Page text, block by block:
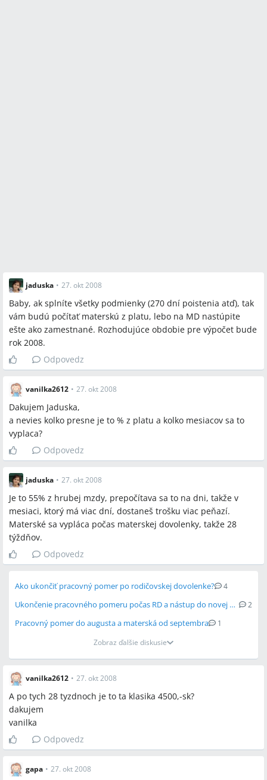
jaduska • 27. okt 2008
Baby, ak splníte všetky podmienky (270 dní poistenia atď), tak
vám budú počítať materskú z platu, lebo na MD nastúpite
ešte ako zamestnané. Rozhodujúce obdobie pre výpočet bude
rok 2008.
Odpovedz
vanilka2612 • 27. okt 2008
Dakujem Jaduska,
a nevies kolko presne je to % z platu a kolko mesiacov sa to
vyplaca?
Odpovedz
jaduska • 27. okt 2008
Je to 55% z hrubej mzdy, prepočítava sa to na dni, takže v
mesiaci, ktorý má viac dní, dostaneš trošku viac peňazí.
Materské sa vypláca počas materskej dovolenky, takže 28
týždňov.
Odpovedz
Ako ukončiť pracovný pomer po rodičovskej dovolenke? 4
Ukončenie pracovného pomeru počas RD a nástup do novej práce 2
Pracovný pomer do augusta a materská od septembra
1
Zobraz ďalšie diskusie
vanilka2612 • 27. okt 2008
A po tych 28 tyzdnoch je to ta klasika 4500,-sk?
dakujem
vanilka
Odpovedz
gapa • 27. okt 2008